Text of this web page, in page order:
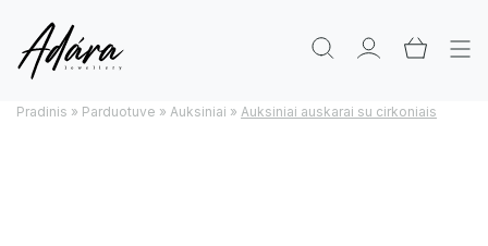
Pradinis » Parduotuve » Auksiniai » Auksiniai auskarai su cirkoniais